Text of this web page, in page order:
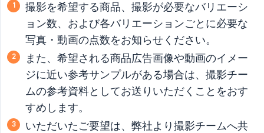
撮影を希望する商品、撮影が必要なバリエーシ
ョン数、および各バリエーションごとに必要な
写真・動画の点数をお知らせください。
また、希望される商品広告画像や動画のイメー
ジに近い参考サンプルがある場合は、撮影チー
ムの参考資料としてお送りいただくことをおす
すめします。
いただいたご要望は、弊社より撮影チームへ共